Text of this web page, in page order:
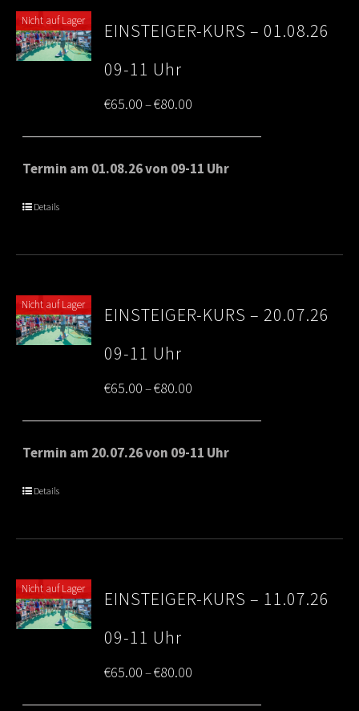
Nicht auf Lager
EINSTEIGER-KURS – 01.08.26
09-11 Uhr
€65.00–€80.00
range:
€65.00
Termin am 01.08.26 von 09-11 Uhr
Details
Nicht auf Lager
EINSTEIGER-KURS – 20.07.26
09-11 Uhr
€65.00–€80.00
range:
€65.00
Termin am 20.07.26 von 09-11 Uhr
Details
Nicht auf Lager
EINSTEIGER-KURS – 11.07.26
09-11 Uhr
€65.00–€80.00
range: